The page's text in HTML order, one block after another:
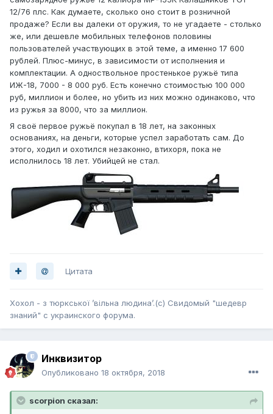
12/76 плс. Как думаете, сколько оно стоит в розничной
продаже? Если вы далеки от оружия, то не угадаете - столько
же, или дешевле мобильных телефонов половины
пользователей участвующих в этой теме, а именно 17 600
рублей. Плюс-минус, в зависимости от исполнения и
комплектации. А одноствольное простенькое ружьё типа
ИЖ-18, 7000 - 8 000 руб. Есть конечно стоимостью 100 000
руб, миллион и более, но убить из них можно одинаково, что
из ружья за 8000, что за миллион.
Я своё первое ружьё покупал в 18 лет, на законных
основаниях, на деньги, которые успел заработать сам. До
этого, ходил и охотился незаконно, втихоря, пока не
исполнилось 18 лет. Убийцей не стал.
Цитата
Хохол - з тюркської ’вільна людина’.(с) Свидомый "шедевр
знаний" с украинского форума.
Инквизитор
Опубликовано 18 октября, 2018
scorpion сказал: